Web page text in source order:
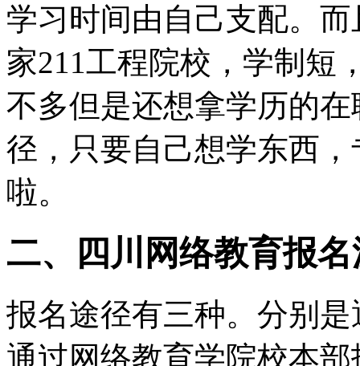
学习时间由自己支配。
家211工程院校，学制短
不多但是还想拿学历的
径，只要自己想学东西
啦。
二、四川网络教育报
报名途径有三种。分别
通过网络教育学院校本